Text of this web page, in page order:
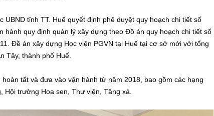
UBND tỉnh TT. Huế quyết định phê duyệt quy hoạch chi tiết số
hành quy định quản lý xây dựng theo Đồ án quy hoạch chi tiết số
Đề án xây dựng Học viện PGVN tại Huế tại cơ sở mới với tổng
Tây, thành phố Huế.
tất và đưa vào vận hành từ năm 2018, bao gồm các hạng
Hội trường Hoa sen, Thư viện, Tăng xá.